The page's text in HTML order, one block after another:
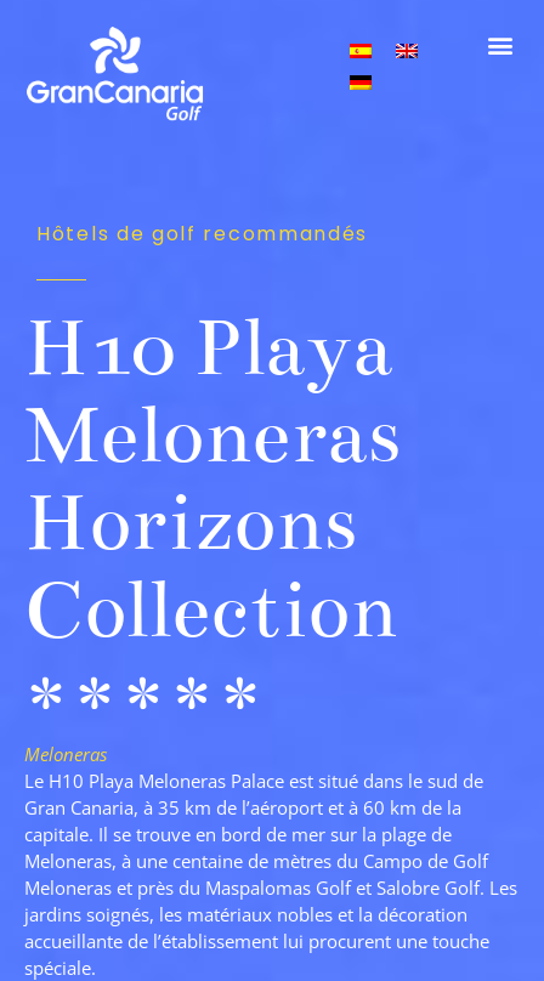
Hôtels de golf recommandés
H10 Playa
Meloneras
Horizons
Collection
*****
Meloneras
Le H10 Playa Meloneras Palace est situé dans le sud de
Gran Canaria, à 35 km de l’aéroport et à 60 km de la
capitale. Il se trouve en bord de mer sur la plage de
Meloneras, à une centaine de mètres du Campo de Golf
Meloneras et près du Maspalomas Golf et Salobre Golf. Les
jardins soignés, les matériaux nobles et la décoration
accueillante de l’établissement lui procurent une touche
spéciale.